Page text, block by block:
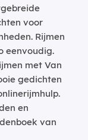
voor
Rijmen
eenvoudig.
met Van
gedichten
en
van